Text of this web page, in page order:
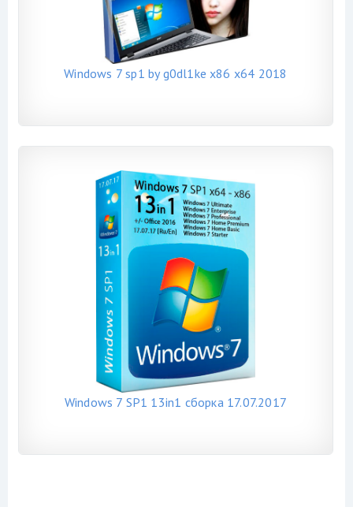
Windows 7 sp1 by g0dl1ke x86 x64 2018
Windows 7 SP1 13in1 сборка 17.07.2017